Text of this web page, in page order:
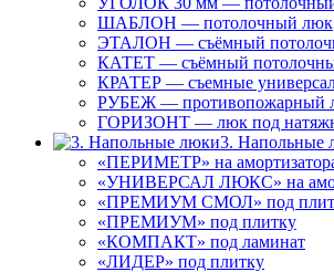
ШАБЛОН — потолочный люк
ЭТАЛОН — съёмный
КАТЕТ — съёмный
КРАТЕР — съемные
РУБЕЖ — противопожарный
ГОРИЗОНТ — люк под
3. Напольные
«ПЕРИМЕТР» на
«УНИВЕРСАЛ ЛЮКС» на
«ПРЕМИУМ СМОЛ» под
«ПРЕМИУМ» под плитку
«КОМПАКТ» под ламинат
«ЛИДЕР» под плитку